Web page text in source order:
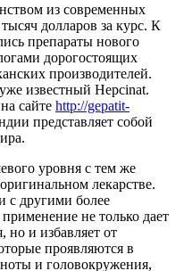
из современных
долларов за курс. К
препараты нового
дорогостоящих
производителей.
известный Hepcinat.
сайте http://gepatit-
представляет собой
уровня с тем же
лекарстве.
с другими более
не только дает
но и избавляет от
проявляются в
и головокружения,